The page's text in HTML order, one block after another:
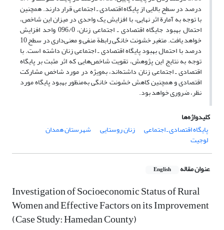
درصد در سطح بالایی از پایگاه اقتصادی ـ اجتماعی قرار دارند. همچنین
با توجه به آمارة اثر نهایی، با افزایش یک واحدی در میزان این شاخص،
احتمال بهبود جایگاه اقتصادی ـ اجتماعی زنان، 096/0 واحد افزایش
خواهد یافت. متغیر خشونت خانگی رابطة منفی و معنی‌داری در سطح 10
درصد با احتمال بهبود پایگاه اقتصادی ـ اجتماعی زنان داشته است. با
توجه به نتایج این پژوهش، تقویت شاخص‌هایی که اثر مثبت بر پایگاه
اقتصادی ـ اجتماعی زنان داشته‌اند، به‌ویژه در مورد شاخص مشارکت
اقتصادی و همچنین کاهش خشونت خانگی به‌منظور بهبود پایگاه مورد
نظر، ضروری خواهد بود.
کلیدواژه‌ها
پایگاه اقتصادی ـ اجتماعی
زنان روستایی شهرستان همدان
لوجیت
عنوان مقاله English
Investigation of Socioeconomic Status of Rural
Women and Effective Factors on its Improvement
(Case Study: Hamedan County)